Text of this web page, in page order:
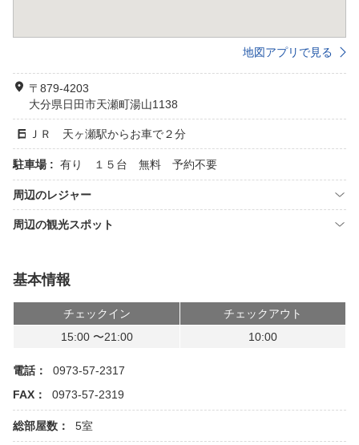
地図アプリで見る
〒879-4203
大分県日田市天瀬町湯山1138
ＪＲ 天ヶ瀬駅からお車で２分
駐車場 : 有り １５台 無料 予約不要
周辺のレジャー
周辺の観光スポット
基本情報
チェックイン
チェックアウト
15:00 〜21:00
10:00
電話：
0973-57-2317
FAX：
0973-57-2319
総部屋数： 5室